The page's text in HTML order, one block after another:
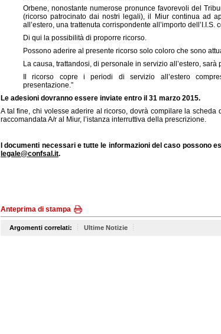
Orbene, nonostante numerose pronunce favorevoli del
(ricorso patrocinato dai nostri legali), il Miur continua ad
all’estero, una trattenuta corrispondente all’importo dell’I.I.S.
Di qui la possibilità di proporre ricorso.
Possono aderire al presente ricorso solo coloro che sono
La causa, trattandosi, di personale in servizio all’estero,
Il ricorso copre i periodi di servizio all’estero
presentazione.”
Le adesioni dovranno essere inviate entro il 31 marzo 2015.
A tal fine, chi volesse aderire al ricorso, dovrà compilare la
raccomandata A/r al Miur, l’istanza interruttiva della prescrizione.
I documenti necessari e tutte le informazioni del caso possono
legale@confsal.it.
Anteprima di stampa
Argomenti correlati: Ultime Notizie